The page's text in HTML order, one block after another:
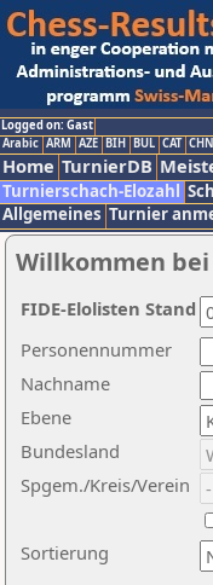
Logged on: Gast
Arabic ARM AZE BIH BUL CAT CHN
Home TurnierDB
Turnierschach-Elozahl
Allgemeines Turnier
Willkommen bei
Nachname
Ebene
Sortierung
Personennummer
Bundesland
Spgem./Kreis/Verein
FIDE-Elolisten Stand